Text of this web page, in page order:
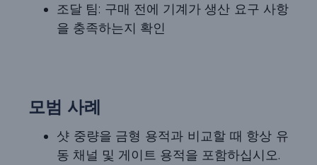
조달 팀: 구매 전에 기계가 생산 요구 사항
을 충족하는지 확인
모범 사례
샷 중량을 금형 용적과 비교할 때 항상 유
동 채널 및 게이트 용적을 포함하십시오.